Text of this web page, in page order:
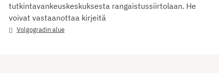
tutkintavankeuskeskuksesta rangaistussiirtolaan. He
voivat vastaanottaa kirjeitä
Volgogradin alue